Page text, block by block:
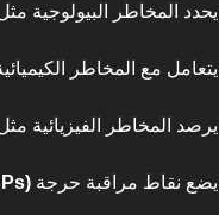
يحدد المخاطر البيولوجية
يتعامل مع المخاطر
يرصد المخاطر الفيزيائية
يضع نقاط مراقبة حرجة (CCPs)